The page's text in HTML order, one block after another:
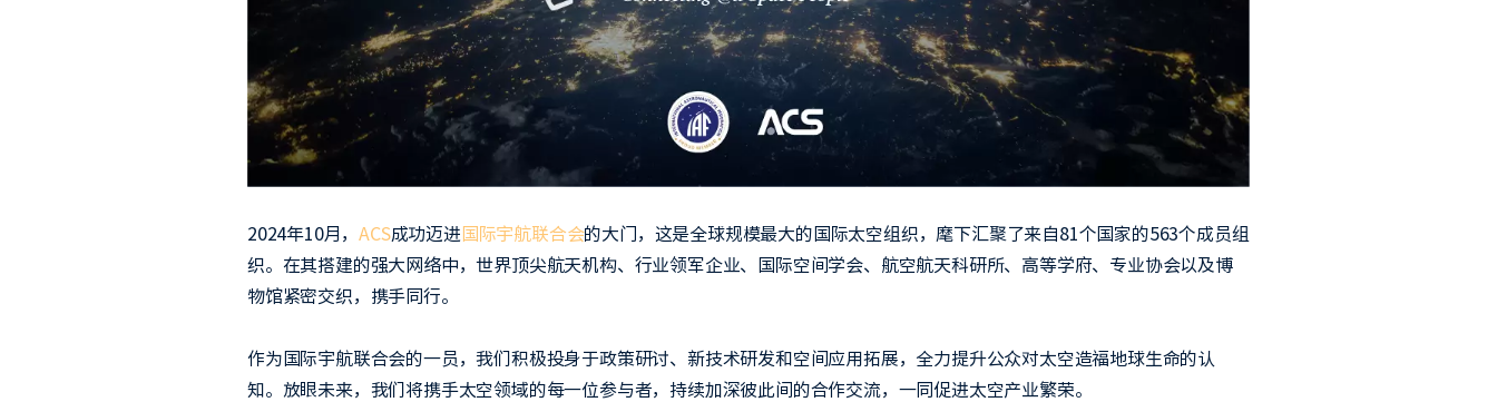
2024年10月，ACS成功迈进 国际宇航联合会的大门，这是全球规模最大的国际太空组织，麾下汇聚了来自81个国家的563个成员组
织。在其搭建的强大网络中，世界顶尖航天机构、行业领军企业、国际空间学会、航空航天科研所、高等学府、专业协会以及博
物馆紧密交织，携手同行。
作为国际宇航联合会的一员，我们积极投身于政策研讨、新技术研发和空间应用拓展，全力提升公众对太空造福地球生命的认
知。放眼未来，我们将携手太空领域的每一位参与者，持续加深彼此间的合作交流，一同促进太空产业繁荣。